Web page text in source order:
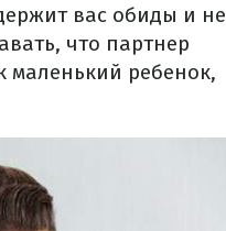
вас обиды и не
что партнер
маленький ребенок,